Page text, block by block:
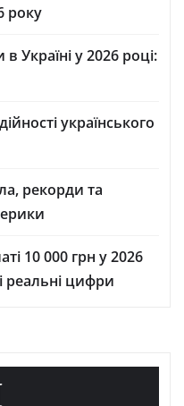
року
Україні у 2026 році:
українського
рекорди та
10 000 грн у 2026
реальні цифри